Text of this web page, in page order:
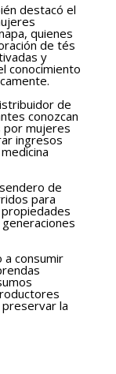
destacó el
quienes
de tés
y
conocimiento
de
conozcan
por mujeres
ingresos
de
para
a consumir
la